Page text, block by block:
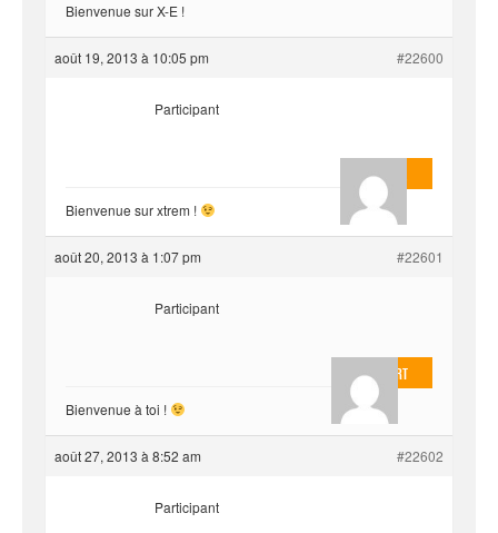
Bienvenue sur X-E !
août 19, 2013 à 10:05 pm #22600
AnlonEvil.
Participant
Bienvenue sur xtrem !
août 20, 2013 à 1:07 pm #22601
EvilOnHeart
Participant
Bienvenue à toi !
août 27, 2013 à 8:52 am #22602
Participant